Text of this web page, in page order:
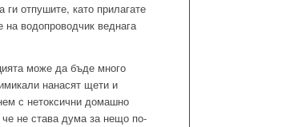
отпушите, като прилагате
на водопроводчик веднага
може да бъде много
нанасят щети и
с нетоксични домашно
не става дума за нещо по-